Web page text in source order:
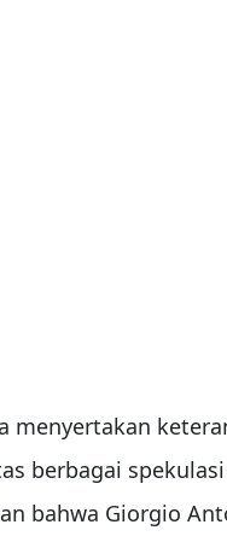
menyertakan
berbagai
bahwa Giorgio